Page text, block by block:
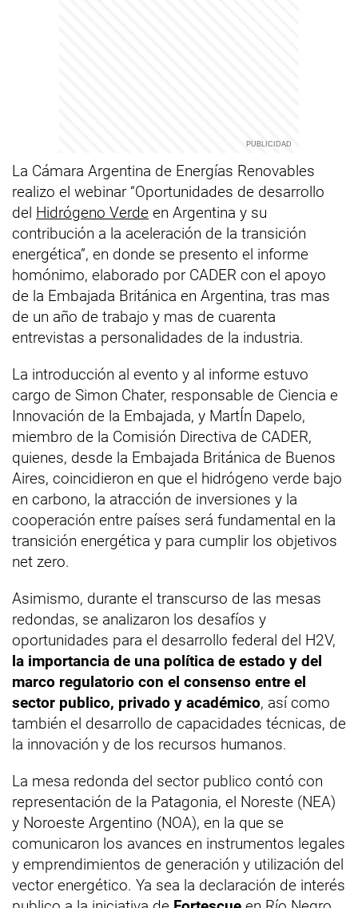
La Cámara Argentina de Energías Renovables
realizo el webinar “Oportunidades de desarrollo
del Hidrógeno Verde en Argentina y su
contribución a la aceleración de la transición
energética”, en donde se presento el informe
homónimo, elaborado por CADER con el apoyo
de la Embajada Británica en Argentina, tras mas
de un año de trabajo y mas de cuarenta
entrevistas a personalidades de la industria.
La introducción al evento y al informe estuvo
cargo de Simon Chater, responsable de Ciencia e
Innovación de la Embajada, y MartÍn Dapelo,
miembro de la Comisión Directiva de CADER,
quienes, desde la Embajada Británica de Buenos
Aires, coincidieron en que el hidrógeno verde bajo
en carbono, la atracción de inversiones y la
cooperación entre países será fundamental en la
transición energética y para cumplir los objetivos
net zero.
Asimismo, durante el transcurso de las mesas
redondas, se analizaron los desafíos y
oportunidades para el desarrollo federal del H2V,
la importancia de una política de estado y del
marco regulatorio con el consenso entre el
sector publico, privado y académico, así como
también el desarrollo de capacidades técnicas, de
la innovación y de los recursos humanos.
La mesa redonda del sector publico contó con
representación de la Patagonia, el Noreste (NEA)
y Noroeste Argentino (NOA), en la que se
comunicaron los avances en instrumentos legales
y emprendimientos de generación y utilización del
vector energético. Ya sea la declaración de interés